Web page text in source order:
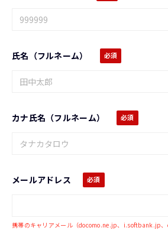
氏名（フルネーム）
カナ氏名（フルネーム）
メールアドレス
携帯のキャリアメール（docomo.ne.jp、i.softbank.jp